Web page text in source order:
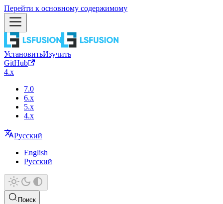
Перейти к основному содержимому
УстановитьИзучить
GitHub
4.x
7.0
6.x
5.x
4.x
Русский
English
Русский
Поиск